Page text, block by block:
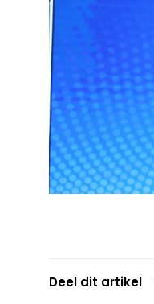
Deel dit artikel